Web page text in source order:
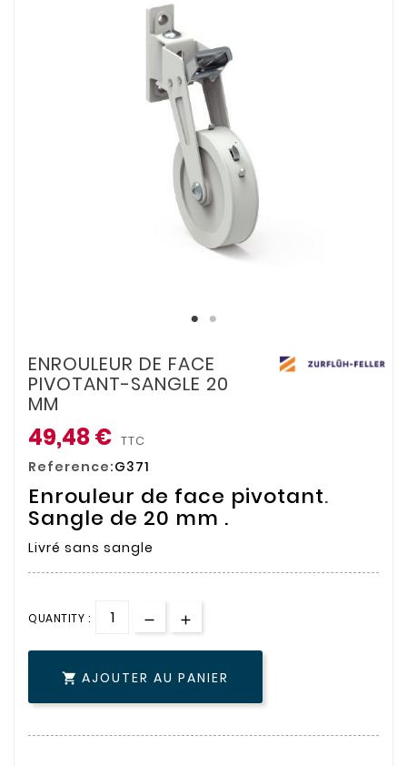
ENROULEUR DE FACE
PIVOTANT-SANGLE 20
MM
49,48 € TTC
Reference:G371
Enrouleur de face pivotant.
Sangle de 20 mm .
Livré sans sangle
QUANTITY :
 AJOUTER AU PANIER